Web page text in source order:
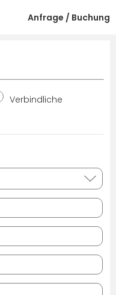
Anfrage / Buchung
Verbindliche